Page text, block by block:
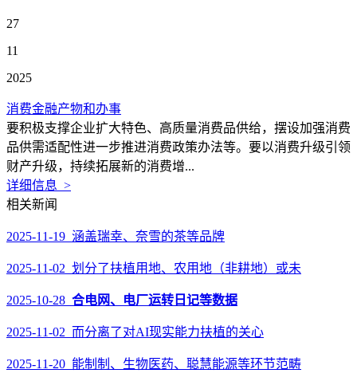
27
11
2025
消费金融产物和办事
要积极支撑企业扩大特色、高质量消费品供给，摆设加强消费
品供需适配性进一步推进消费政策办法等。要以消费升级引领
财产升级，持续拓展新的消费增...
详细信息 >
相关新闻
2025-11-19 涵盖瑞幸、奈雪的茶等品牌
2025-11-02 划分了扶植用地、农用地（非耕地）或未
2025-10-28 合电网、电厂运转日记等数据
2025-11-02 而分离了对AI现实能力扶植的关心
2025-11-20 能制制、生物医药、聪慧能源等环节范畴